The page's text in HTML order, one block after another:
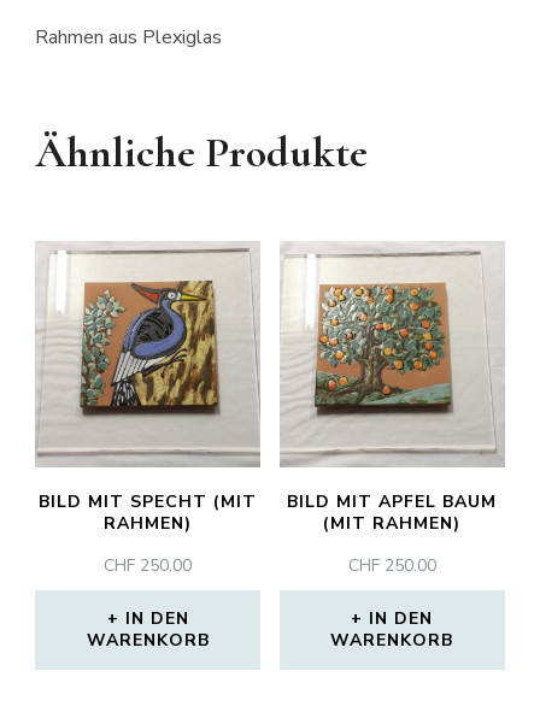
Rahmen aus Plexiglas
Ähnliche Produkte
BILD MIT SPECHT (MIT
RAHMEN)
CHF 250.00
IN DEN
WARENKORB
BILD MIT APFEL BAUM
(MIT RAHMEN)
CHF250.00
IN DEN
WARENKORB